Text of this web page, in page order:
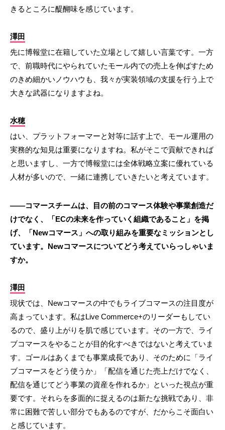
きるところに醍醐味を感じています。
澤田
先に博報堂に在籍していた立場として嬉しい言葉です。一方
で、前職時代にやられていたモール内での売上を伸ばすため
のきめ細かいノウハウも、我々が実装領域の支援を行う上で
大きな武器になりますよね。
水穂
はい、プラットフォーマーと対等に話す上で、モール運用の
実務的な知見は重要になりますね。私がそこで貢献できれば
と思いますし、一方で博報堂には全体戦略立案に優れている
人材が多いので、一緒に連携していきたいと考えています。
――コマースチームは、目の前のコマース体験や事業創造だ
けでなく、「ECの未来を作っていく組織であること」を掲
げ、「Newコマース」への取り組みを重要なミッションとし
ています。Newコマースについてどう考えていらっしゃいま
すか。
澤田
現状では、Newコマースの中でもライブコマースの注目度が
高まっています。私はLive Commerce+のリーダーもしてい
るので、盛り上がりを肌で感じています。その一方で、ライ
ブコマースをやることが目的化すべきではないと考えていま
す。ゴールはあくまでも事業成長であり、そのために「ライ
ブコマースをどう使うか」「配信を通じた売上だけでなく、
配信を通じてどう事業の資産を作れるか」といった視点が重
要です。それらを多面的に捉えるのは新たな挑戦であり、非
常に困難で苦しい部分でもあるのですが、だからこそ面白い
と感じています。